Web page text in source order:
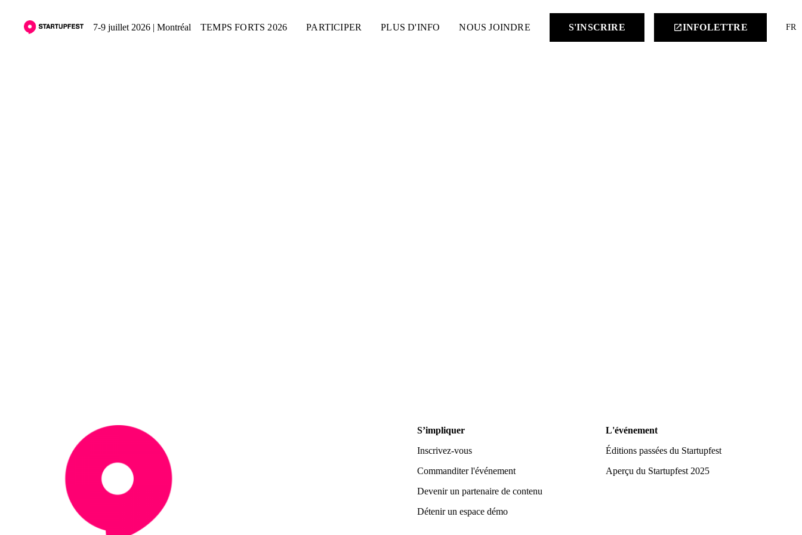
7-9 juillet 2026 | Montréal TEMPS FORTS 2026 PARTICIPER PLUS D'INFO NOUS JOINDRE S'INSCRIRE launchINFOLETTRE FR
S’impliquer
Inscrivez-vous
Commanditer l'événement
Devenir un partenaire de contenu
Détenir un espace démo
L'événement
Éditions passées du Startupfest
Aperçu du Startupfest 2025